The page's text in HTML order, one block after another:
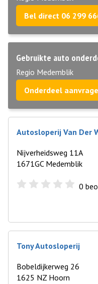
Bel direct 06 299
Gebruikte auto
Regio Medemblik
Onderdeel
Autosloperij Van Der
Nijverheidsweg 11A
1671GC Medemblik
0
Tony Autosloperij
Bobeldijkerweg 26
1625 NZ Hoorn